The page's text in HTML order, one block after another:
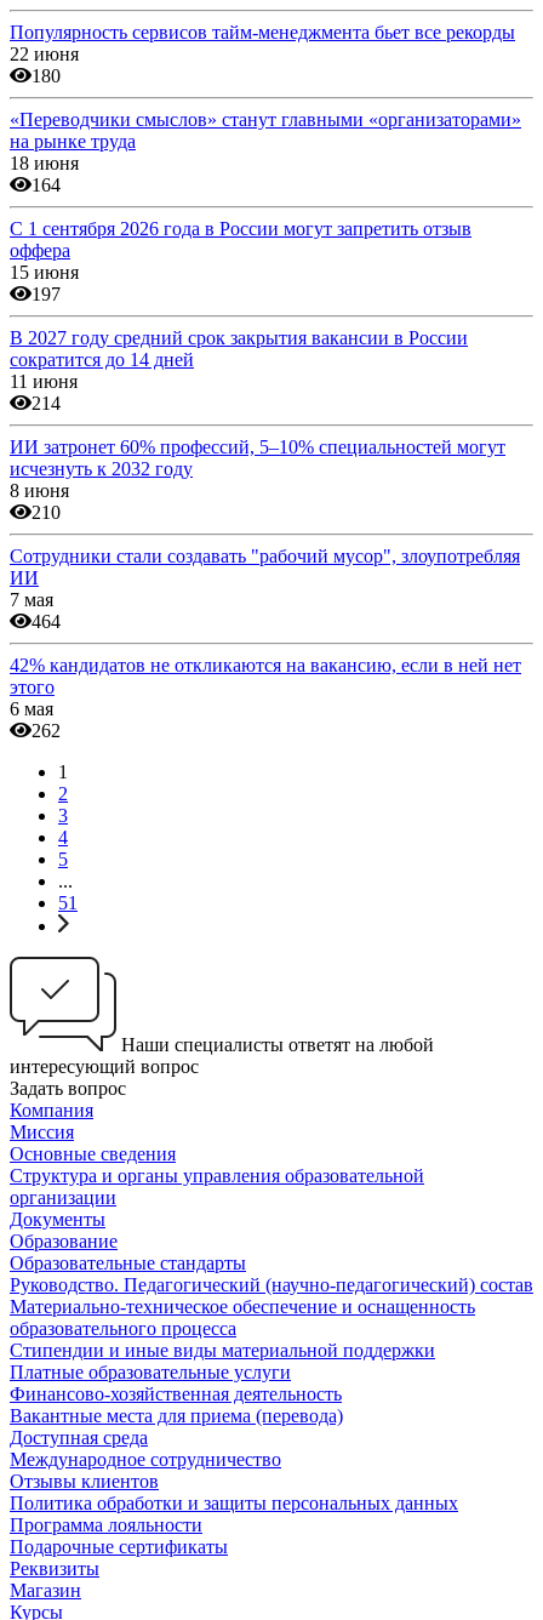
Популярность сервисов тайм-менеджмента бьет все рекорды
22 июня
180
«Переводчики смыслов» станут главными «организаторами»
на рынке труда
18 июня
164
С 1 сентября 2026 года в России могут запретить отзыв
оффера
15 июня
197
В 2027 году средний срок закрытия вакансии в России
сократится до 14 дней
11 июня
214
ИИ затронет 60% профессий, 5–10% специальностей могут
исчезнуть к 2032 году
8 июня
210
Сотрудники стали создавать "рабочий мусор", злоупотребляя
ИИ
7 мая
464
42% кандидатов не откликаются на вакансию, если в ней нет
этого
6 мая
262
1
2
3
4
5
...
51
Наши специалисты ответят на любой
интересующий вопрос
Задать вопрос
Компания
Миссия
Основные сведения
Структура и органы управления образовательной
организации
Документы
Образование
Образовательные стандарты
Руководство. Педагогический (научно-педагогический) состав
Материально-техническое обеспечение и оснащенность
образовательного процесса
Стипендии и иные виды материальной поддержки
Платные образовательные услуги
Финансово-хозяйственная деятельность
Вакантные места для приема (перевода)
Доступная среда
Международное сотрудничество
Отзывы клиентов
Политика обработки и защиты персональных данных
Программа лояльности
Подарочные сертификаты
Реквизиты
Магазин
Курсы